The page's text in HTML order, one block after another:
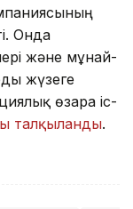
Онда
және мұнай-
жүзеге
өзара іс-
талқыланды.